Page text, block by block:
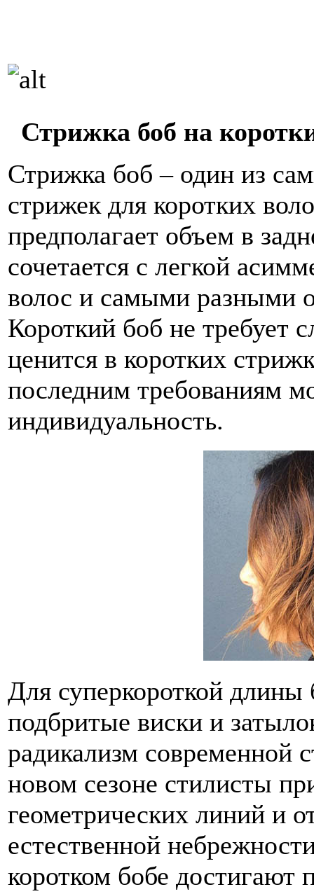
Стрижка боб на
Стрижка боб – один из
стрижек для коротких
предполагает объем в
сочетается с легкой
волос и самыми разными
Короткий боб не требует
ценится в коротких
последним требованиям
индивидуальность.
Для суперкороткой длины
подбритые виски и
радикализм современной
новом сезоне стилисты
геометрических линий и
естественной
коротком бобе достигают